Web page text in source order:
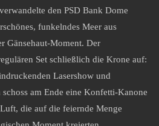
den PSD Bank Dome
funkelndes Meer aus
Gänsehaut-Moment. Der
Set schließlich die Krone auf:
Lasershow und
am Ende eine Konfetti-Kanone
die auf die feiernde Menge